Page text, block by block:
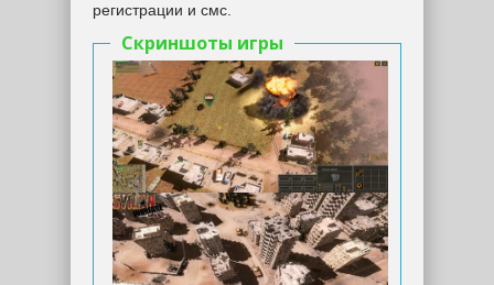
регистрации и смс.
Скриншоты игры